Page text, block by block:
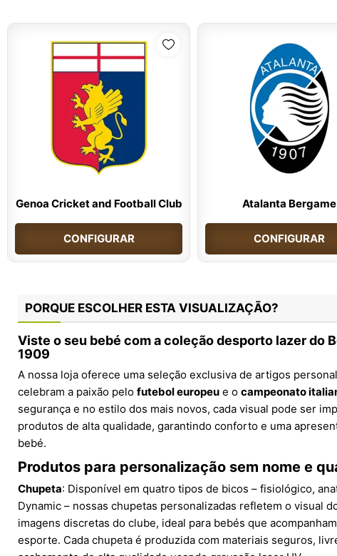
Genoa Cricket and Football Club
CONFIGURAR
Atalanta Bergame
CONFIGURAR
PORQUE ESCOLHER ESTA VISUALIZAÇÃO?
Viste o seu bebé com a coleção desporto lazer do
1909
A nossa loja oferece uma seleção exclusiva de artigos
celebram a paixão pelo futebol europeu e o campeonato
segurança e no estilo dos mais novos, cada visual pode ser
produtos de alta qualidade, garantindo conforto e uma
bebé.
Produtos para personalização sem nome e
Chupeta: Disponível em quatro tipos de bicos – fisiológico,
Dynamic – nossas chupetas personalizadas refletem o visual
imagens discretas do clube, ideal para bebés que
esporte. Cada chupeta é produzida com materiais seguros,